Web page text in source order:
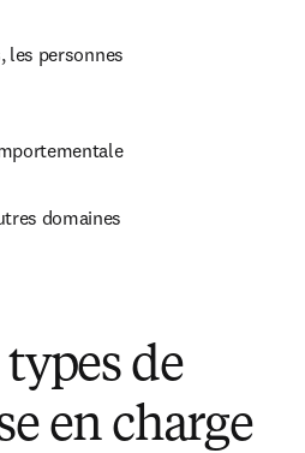
personnes
domaines
de
en charge